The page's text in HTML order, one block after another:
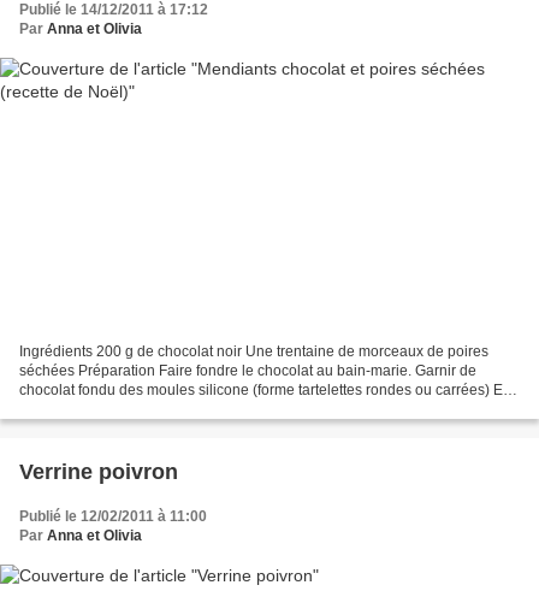
Publié le 14/12/2011 à 17:12
Par Anna et Olivia
Ingrédients 200 g de chocolat noir Une trentaine de morceaux de poires
séchées Préparation Faire fondre le chocolat au bain-marie. Garnir de
chocolat fondu des moules silicone (forme tartelettes rondes ou carrées) Et
Verrine poivron
Publié le 12/02/2011 à 11:00
Par Anna et Olivia